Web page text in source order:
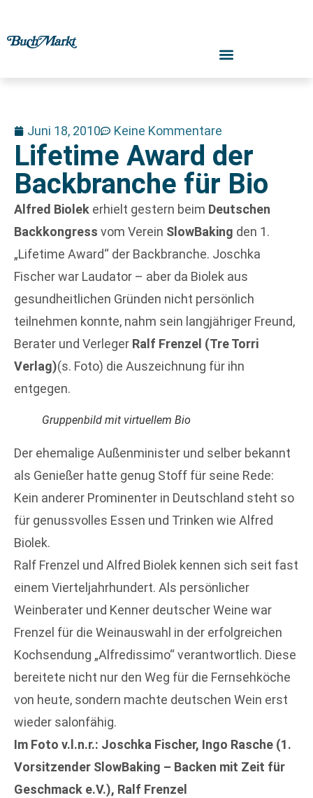
Juni 18, 2010 Keine Kommentare
Lifetime Award der
Backbranche für Bio
Alfred Biolek erhielt gestern beim Deutschen
Backkongress vom Verein SlowBaking den 1.
„Lifetime Award“ der Backbranche. Joschka
Fischer war Laudator – aber da Biolek aus
gesundheitlichen Gründen nicht persönlich
teilnehmen konnte, nahm sein langjähriger Freund,
Berater und Verleger Ralf Frenzel (Tre Torri
Verlag)(s. Foto) die Auszeichnung für ihn
entgegen.
Gruppenbild mit virtuellem Bio
Der ehemalige Außenminister und selber bekannt
als Genießer hatte genug Stoff für seine Rede:
Kein anderer Prominenter in Deutschland steht so
für genussvolles Essen und Trinken wie Alfred
Biolek.
Ralf Frenzel und Alfred Biolek kennen sich seit fast
einem Vierteljahrhundert. Als persönlicher
Weinberater und Kenner deutscher Weine war
Frenzel für die Weinauswahl in der erfolgreichen
Kochsendung „Alfredissimo“ verantwortlich. Diese
bereitete nicht nur den Weg für die Fernsehköche
von heute, sondern machte deutschen Wein erst
wieder salonfähig.
Im Foto v.l.n.r.: Joschka Fischer, Ingo Rasche (1.
Vorsitzender SlowBaking – Backen mit Zeit für
Geschmack e.V.), Ralf Frenzel